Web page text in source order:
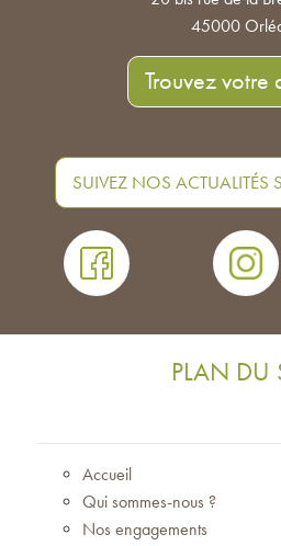
45000
Trouvez votre
SUIVEZ NOS ACTUALITÉS
PLAN DU
Accueil
Qui sommes-nous ?
Nos engagements